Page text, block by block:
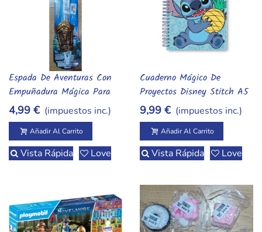
Añadir Al Carrito
Espada De Aventuras Con
Empuñadura Mágica Para
Pequeños Héroes
4,99 € (impuestos inc.)
Añadir Al Carrito
Vista Rápida Love
Añadir Al Carrito
Cuaderno Mágico De
Proyectos Disney Stitch A5
- Ideas Con Encanto
9,99 € (impuestos inc.)
Añadir Al Carrito
Vista Rápida Love